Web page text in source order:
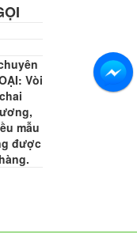
Vòi
mẫu
được